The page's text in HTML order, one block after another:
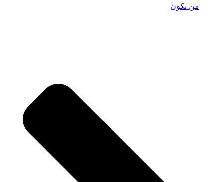
من نكون